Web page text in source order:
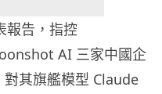
報告，指控
AI 三家中國企
其旗艦模型 Claude